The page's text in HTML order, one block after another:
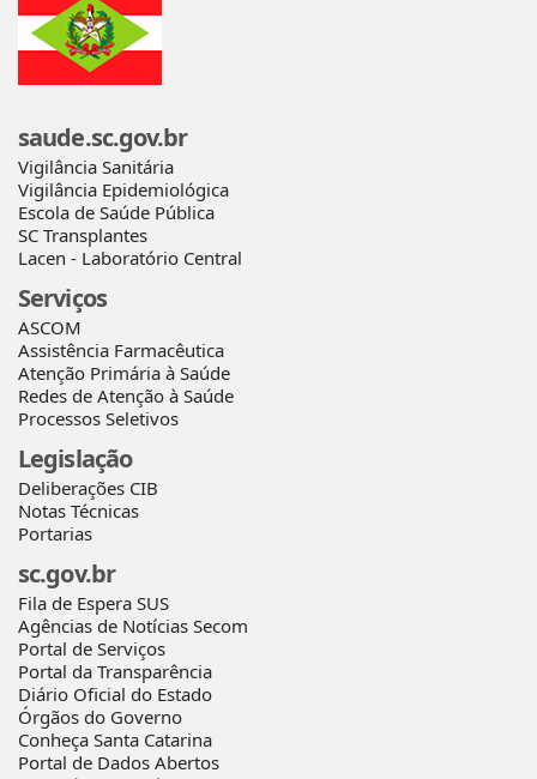
saude.sc.gov.br
Vigilância Sanitária
Vigilância Epidemiológica
Escola de Saúde Pública
SC Transplantes
Lacen - Laboratório Central
Serviços
ASCOM
Assistência Farmacêutica
Atenção Primária à Saúde
Redes de Atenção à Saúde
Processos Seletivos
Legislação
Deliberações CIB
Notas Técnicas
Portarias
sc.gov.br
Fila de Espera SUS
Agências de Notícias Secom
Portal de Serviços
Portal da Transparência
Diário Oficial do Estado
Órgãos do Governo
Conheça Santa Catarina
Portal de Dados Abertos